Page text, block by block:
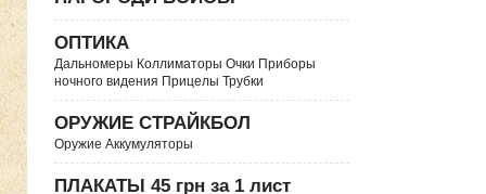
ОПТИКА
Дальномеры Коллиматоры Очки Приборы
ночного видения Прицелы Трубки
ОРУЖИЕ СТРАЙКБОЛ
Оружие Аккумуляторы
ПЛАКАТЫ 45 грн за 1 лист